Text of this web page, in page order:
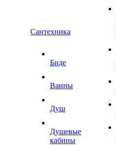
Сантехника
Биде
Ванны
Душ
Душевые
кабины